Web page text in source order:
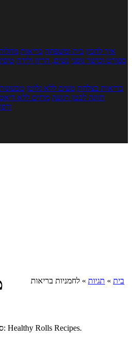
איך להכין בית ומשפחה בריאות
ספורט וכושר גופני נשים, הריון ולידה
בריאות בצלחת טעים ללא גלוטן
תזונה לבטן רגועה מרזים ללא
בית » תגיות » לחמניות בריאות
סה"כ 21 מתכונים, שם באנגלית: Healthy Rolls Recipes.